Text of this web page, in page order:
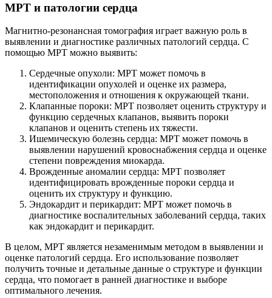
МРТ и патологии сердца
Магнитно-резонансная томография играет важную роль в
выявлении и диагностике различных патологий сердца. С
помощью МРТ можно выявить:
Сердечные опухоли: МРТ может помочь в
идентификации опухолей и оценке их размера,
местоположения и отношения к окружающей ткани.
Клапанные пороки: МРТ позволяет оценить структуру и
функцию сердечных клапанов, выявить пороки
клапанов и оценить степень их тяжести.
Ишемическую болезнь сердца: МРТ может помочь в
выявлении нарушений кровоснабжения сердца и оценке
степени повреждения миокарда.
Врожденные аномалии сердца: МРТ позволяет
идентифицировать врожденные пороки сердца и
оценить их структуру и функцию.
Эндокардит и перикардит: МРТ может помочь в
диагностике воспалительных заболеваний сердца, таких
как эндокардит и перикардит.
В целом, МРТ является незаменимым методом в выявлении и
оценке патологий сердца. Его использование позволяет
получить точные и детальные данные о структуре и функции
сердца, что помогает в ранней диагностике и выборе
оптимального лечения.